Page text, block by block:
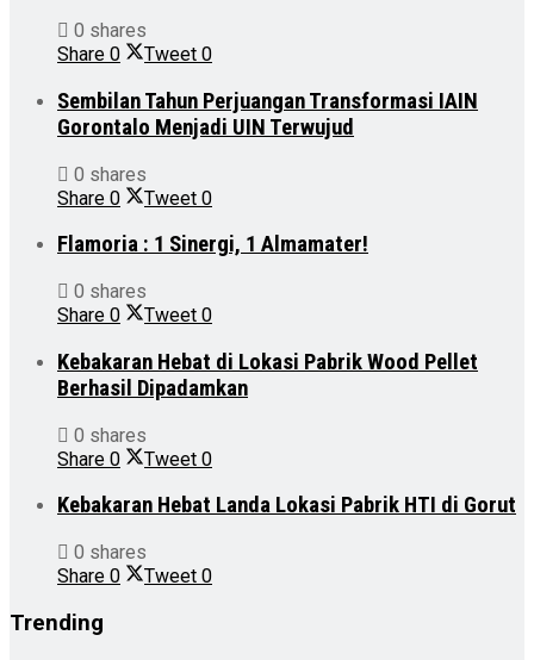
0 shares
Share 0 Tweet 0
Sembilan Tahun Perjuangan Transformasi IAIN
Gorontalo Menjadi UIN Terwujud
0 shares
Share 0 Tweet 0
Flamoria : 1 Sinergi, 1 Almamater!
0 shares
Share 0 Tweet 0
Kebakaran Hebat di Lokasi Pabrik Wood Pellet
Berhasil Dipadamkan
0 shares
Share 0 Tweet 0
Kebakaran Hebat Landa Lokasi Pabrik HTI di Gorut
0 shares
Share 0 Tweet 0
Trending